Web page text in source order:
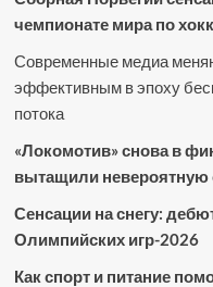
чемпионате мира по
Современные медиа
эффективным в эпоху
потока
«Локомотив» снова в
вытащили невероятную
Сенсации на снегу:
Олимпийских игр-2026
Как спорт и питание